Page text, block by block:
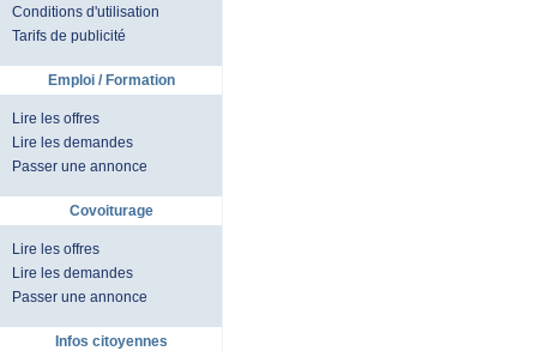
Conditions d'utilisation
Tarifs de publicité
Emploi / Formation
Lire les offres
Lire les demandes
Passer une annonce
Covoiturage
Lire les offres
Lire les demandes
Passer une annonce
Infos citoyennes